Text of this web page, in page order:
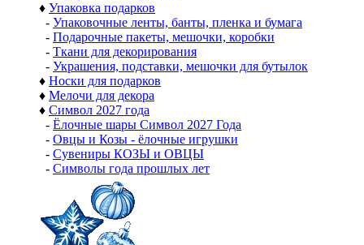
♦ Упаковка подарков
- Упаковочные ленты, банты, пленка и бумага
- Подарочные пакеты, мешочки, коробки
- Ткани для декорирования
- Украшения, подставки, мешочки для бутылок
♦ Носки для подарков
♦ Мелочи для декора
♦ Символ 2027 года
- Ёлочные шары Символ 2027 Года
- Овцы и Козы - ёлочные игрушки
- Сувениры КОЗЫ и ОВЦЫ
- Символы года прошлых лет